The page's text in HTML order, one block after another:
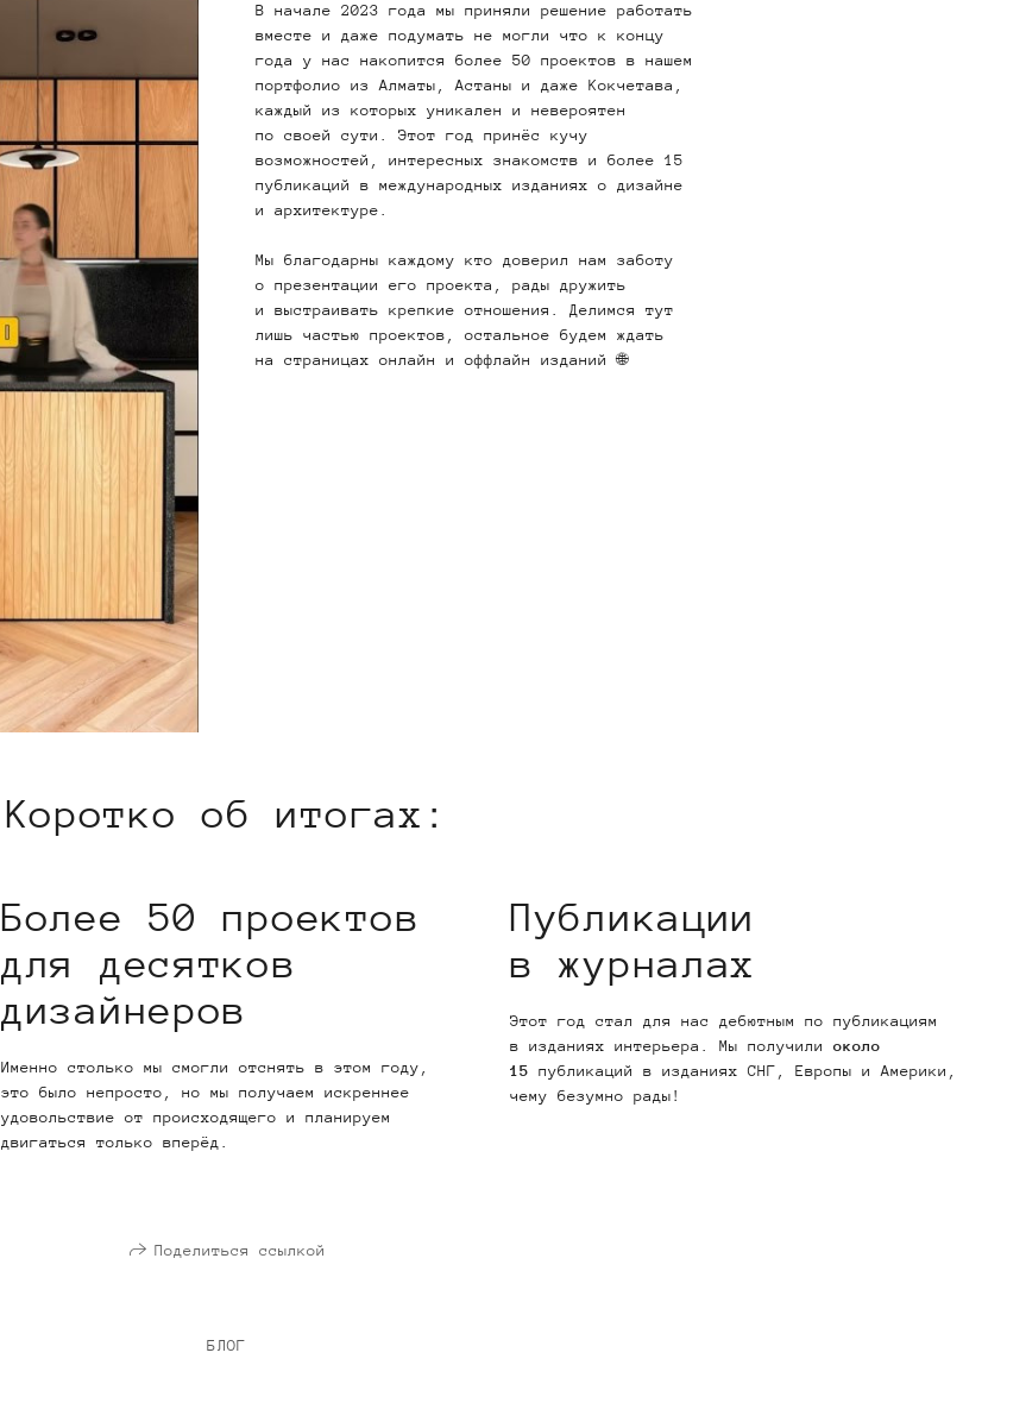
В начале 2023 года мы приняли решение работать
вместе и даже подумать не могли что к концу
года у нас накопится более 50 проектов в нашем
портфолио из Алматы, Астаны и даже Кокчетава,
каждый из которых уникален и невероятен
по своей сути. Этот год принёс кучу
возможностей, интересных знакомств и более 15
публикаций в международных изданиях о дизайне
и архитектуре.
Мы благодарны каждому кто доверил нам заботу
о презентации его проекта, рады дружить
и выстраивать крепкие отношения. Делимся тут
лишь частью проектов, остальное будем ждать
на страницах онлайн и оффлайн изданий 🌐
Коротко об итогах:
Более 50 проектов
для десятков
дизайнеров
Именно столько мы смогли отснять в этом году,
это было непросто, но мы получаем искреннее
удовольствие от происходящего и планируем
двигаться только вперёд.
Публикации
в журналах
Этот год стал для нас дебютным по публикациям
в изданиях интерьера. Мы получили около
15 публикаций в изданиях СНГ, Европы и Америки,
чему безумно рады!
Поделиться ссылкой
БЛОГ